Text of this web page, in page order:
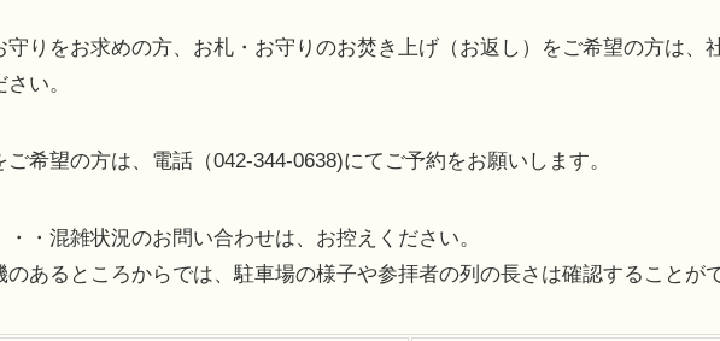
守りをお求めの方、お札・お守りのお焚き上げ（お返し）をご希望の方は、
い。
ご希望の方は、電話（042-344-0638)にてご予約をお願いします。
・・混雑状況のお問い合わせは、お控えください。
のあるところからでは、駐車場の様子や参拝者の列の長さは確認することが